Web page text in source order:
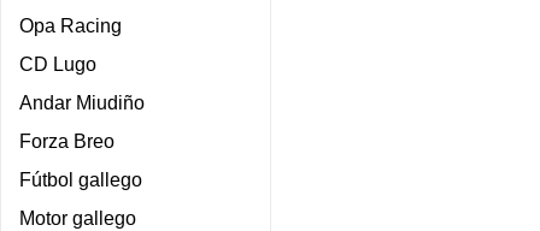
Opa Racing
CD Lugo
Andar Miudiño
Forza Breo
Fútbol gallego
Motor gallego